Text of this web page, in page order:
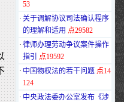
53
· 关于调解协议司法确认程序
的理解和适用 点29582
· 律师办理劳动争议案件操作
指引
点19592
· 中国物权法的若干问题 点14
124
· 中央政法委办公室发布《涉